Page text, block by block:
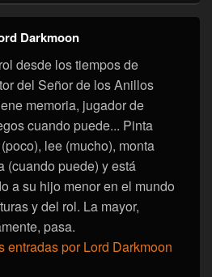
Darkmoon
desde los tiempos de
del Señor de los Anillos
memoria, jugador de
cuando puede... Pinta
lee (mucho), monta
(cuando puede) y está
a su hijo menor en el mundo
y del rol. La mayor,
pasa.
entradas por Lord Darkmoon